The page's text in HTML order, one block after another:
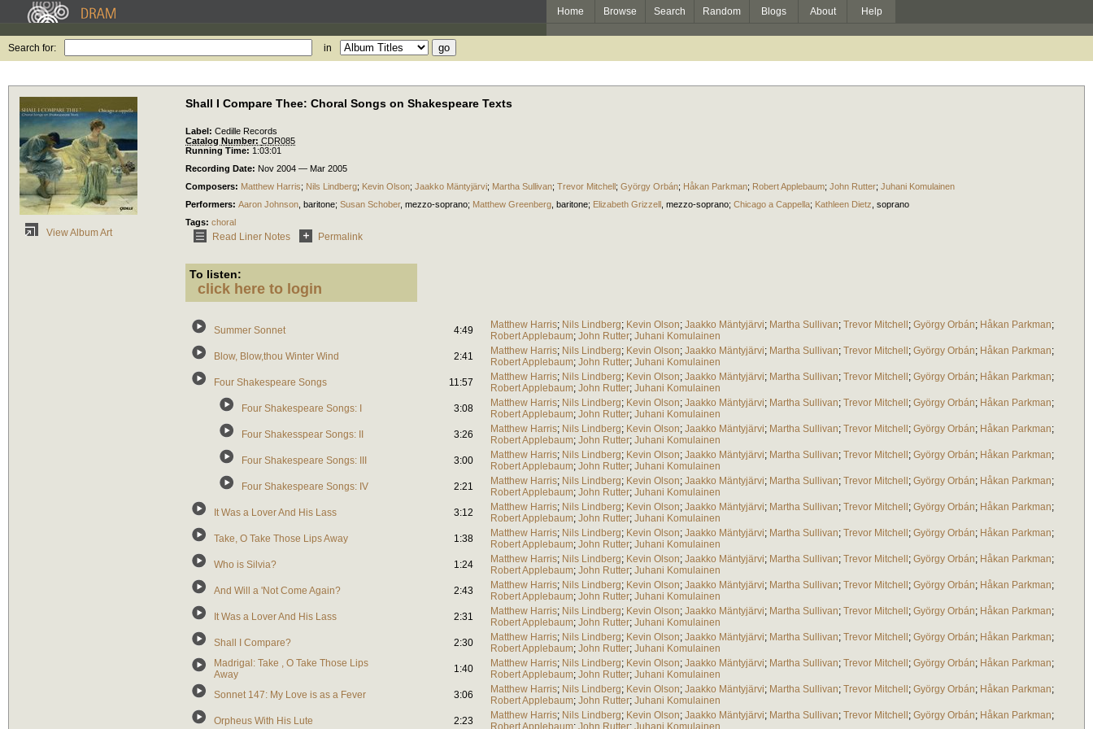
Home Browse Search Random Blogs About Help
Search for: in
View Album Art
Shall I Compare Thee: Choral Songs on Shakespeare Texts
Label: Cedille Records
Catalog Number: CDR085
Running Time: 1:03:01
Recording Date: Nov 2004 — Mar 2005
Composers: Matthew Harris; Nils Lindberg; Kevin Olson; Jaakko Mäntyjärvi; Martha Sullivan; Trevor Mitchell; György Orbán; Håkan Parkman; Robert Applebaum; John Rutter; Juhani Komulainen
Performers: Aaron Johnson baritone; Susan Schober, mezzo-soprano; Matthew Greenberg baritone; Elizabeth Grizzell mezzo-soprano; Chicago a Cappella; Kathleen Dietz soprano
Tags: choral
Read Liner Notes Permalink
To listen:
click here to login
Summer Sonnet 4:49 Matthew Harris; Nils Lindberg; Kevin Olson; Jaakko Mäntyjärvi; Martha Sullivan; Trevor Mitchell ; György Orbán; Håkan Parkman;
Robert Applebaum; John Rutter; Juhani Komulainen
Blow, Blow,thou Winter Wind
2:41 Matthew Harris; Nils Lindberg; Kevin Olson; Jaakko Mäntyjärvi; Martha Sullivan; Trevor Mitchell ; György Orbán; Håkan Parkman;
Robert Applebaum; John Rutter; Juhani Komulainen
Four Shakespeare Songs
11:57 Matthew Harris; Nils Lindberg; Kevin Olson; Jaakko Mäntyjärvi; Martha Sullivan; Trevor Mitchell ; György Orbán; Håkan Parkman;
Robert Applebaum; John Rutter; Juhani Komulainen
Four Shakespeare Songs: I
3:08 Matthew Harris; Nils Lindberg; Kevin Olson; Jaakko Mäntyjärvi; Martha Sullivan; Trevor Mitchell ; György Orbán; Håkan Parkman;
Robert Applebaum; John Rutter; Juhani Komulainen
Four Shakesspear Songs: II
3:26 Matthew Harris; Nils Lindberg; Kevin Olson; Jaakko Mäntyjärvi; Martha Sullivan; Trevor Mitchell ; György Orbán; Håkan Parkman;
Robert Applebaum; John Rutter; Juhani Komulainen
Four Shakespeare Songs: III
3:00 Matthew Harris; Nils Lindberg; Kevin Olson; Jaakko Mäntyjärvi; Martha Sullivan; Trevor Mitchell ; György Orbán; Håkan Parkman;
Robert Applebaum; John Rutter; Juhani Komulainen
Four Shakespeare Songs: IV
2:21 Matthew Harris; Nils Lindberg; Kevin Olson; Jaakko Mäntyjärvi; Martha Sullivan; Trevor Mitchell ; György Orbán; Håkan Parkman;
Robert Applebaum; John Rutter; Juhani Komulainen
It Was a Lover And His Lass
3:12 Matthew Harris; Nils Lindberg; Kevin Olson; Jaakko Mäntyjärvi; Martha Sullivan; Trevor Mitchell ; György Orbán; Håkan Parkman;
Robert Applebaum; John Rutter; Juhani Komulainen
Take, O Take Those Lips Away
1:38 Matthew Harris; Nils Lindberg; Kevin Olson; Jaakko Mäntyjärvi; Martha Sullivan; Trevor Mitchell ; György Orbán; Håkan Parkman;
Robert Applebaum; John Rutter; Juhani Komulainen
Who is Silvia?
1:24 Matthew Harris; Nils Lindberg; Kevin Olson; Jaakko Mäntyjärvi; Martha Sullivan; Trevor Mitchell ; György Orbán; Håkan Parkman;
Robert Applebaum; John Rutter; Juhani Komulainen
And Will a 'Not Come Again?
2:43 Matthew Harris; Nils Lindberg; Kevin Olson; Jaakko Mäntyjärvi; Martha Sullivan; Trevor Mitchell ; György Orbán; Håkan Parkman;
Robert Applebaum; John Rutter; Juhani Komulainen
It Was a Lover And His Lass
2:31 Matthew Harris; Nils Lindberg; Kevin Olson; Jaakko Mäntyjärvi; Martha Sullivan; Trevor Mitchell ; György Orbán; Håkan Parkman;
Robert Applebaum; John Rutter; Juhani Komulainen
Shall I Compare?
2:30 Matthew Harris; Nils Lindberg; Kevin Olson; Jaakko Mäntyjärvi; Martha Sullivan; Trevor Mitchell ; György Orbán; Håkan Parkman;
Robert Applebaum; John Rutter; Juhani Komulainen
Madrigal: Take , O Take Those Lips
Away
1:40 Matthew Harris; Nils Lindberg; Kevin Olson; Jaakko Mäntyjärvi; Martha Sullivan; Trevor Mitchell ; György Orbán; Håkan Parkman;
Robert Applebaum; John Rutter; Juhani Komulainen
Sonnet 147: My Love is as a Fever
3:06 Matthew Harris; Nils Lindberg; Kevin Olson; Jaakko Mäntyjärvi; Martha Sullivan; Trevor Mitchell ; György Orbán; Håkan Parkman;
Robert Applebaum; John Rutter; Juhani Komulainen
Orpheus With His Lute
2:23 Matthew Harris; Nils Lindberg; Kevin Olson; Jaakko Mäntyjärvi; Martha Sullivan; Trevor Mitchell ; György Orbán; Håkan Parkman;
Robert Applebaum; John Rutter; Juhani Komulainen